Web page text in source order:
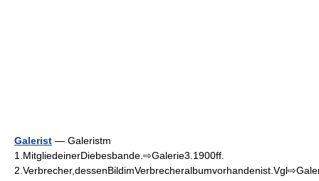
Galerist — Galeristm
1.MitgliedeinerDiebesbande.⇨Galerie3.1900ff.